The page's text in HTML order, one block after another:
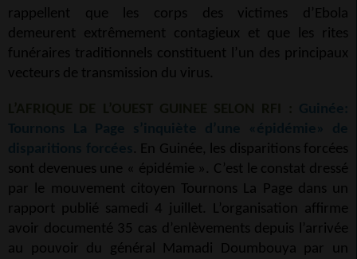
rappellent que les corps des victimes d’Ebola
demeurent extrêmement contagieux et que les rites
funéraires traditionnels constituent l’un des principaux
vecteurs de transmission du virus.
. En Guinée, les disparitions forcées
sont devenues une « épidémie ». C’est le constat dressé
par le mouvement citoyen Tournons La Page dans un
rapport publié samedi 4 juillet. L’organisation affirme
avoir documenté 35 cas d’enlèvements depuis l’arrivée
au pouvoir du général Mamadi Doumbouya par un